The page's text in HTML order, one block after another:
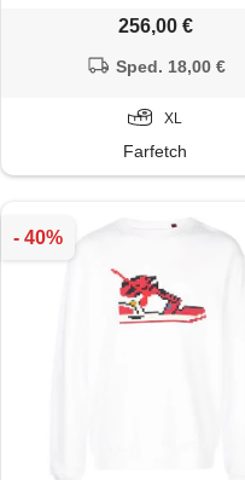
256,00 €
Sped. 18,00 €
XL
Farfetch